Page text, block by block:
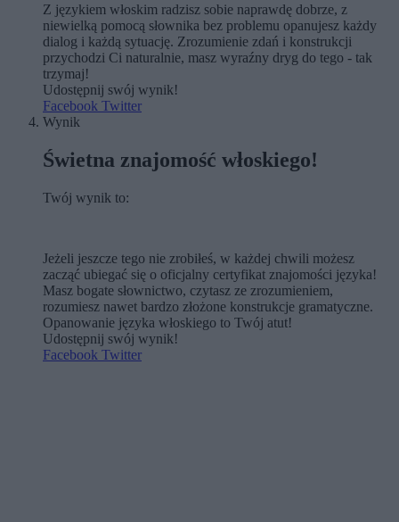
Z językiem włoskim radzisz sobie naprawdę dobrze, z
niewielką pomocą słownika bez problemu opanujesz każdy
dialog i każdą sytuację. Zrozumienie zdań i konstrukcji
przychodzi Ci naturalnie, masz wyraźny dryg do tego - tak
trzymaj!
Udostępnij swój wynik!
Facebook Twitter
Wynik
Świetna znajomość włoskiego!
Twój wynik to:
Jeżeli jeszcze tego nie zrobiłeś, w każdej chwili możesz
zacząć ubiegać się o oficjalny certyfikat znajomości języka!
Masz bogate słownictwo, czytasz ze zrozumieniem,
rozumiesz nawet bardzo złożone konstrukcje gramatyczne.
Opanowanie języka włoskiego to Twój atut!
Udostępnij swój wynik!
Facebook Twitter